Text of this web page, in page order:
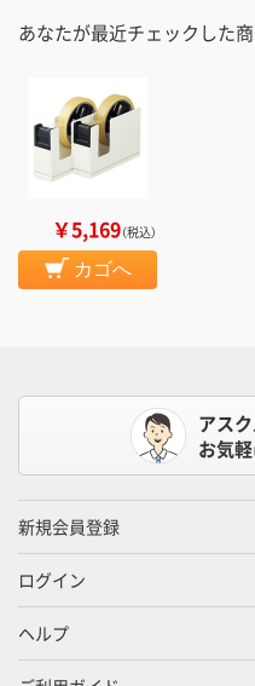
あなたが最近チェックした
￥5,169（税込）
カゴへ
アス
お気
新規会員登録
ログイン
ヘルプ